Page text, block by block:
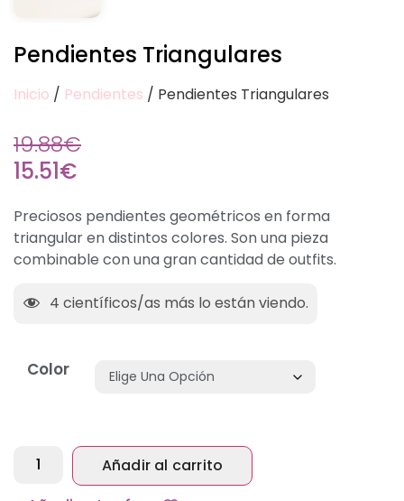
Pendientes Triangulares
Inicio / Pendientes / Pendientes Triangulares
19.88€
15.51€
Preciosos pendientes geométricos en forma
triangular en distintos colores. Son una pieza
combinable con una gran cantidad de outfits.
4 científicos/as más lo están viendo.
Color
Añadir al carrito